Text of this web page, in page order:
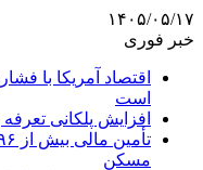
۱۴۰۵/۰۵/۱۷
خبر فوری
اقتصاد آمریکا با
است
افزایش پلکانی
مسکن